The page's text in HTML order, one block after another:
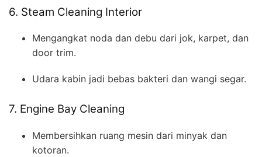
6. Steam Cleaning Interior
Mengangkat noda dan debu dari jok, karpet, dan
door trim.
Udara kabin jadi bebas bakteri dan wangi segar.
7. Engine Bay Cleaning
Membersihkan ruang mesin dari minyak dan
kotoran.